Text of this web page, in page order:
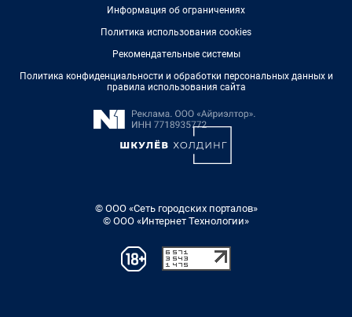
Информация об ограничениях
Политика использования cookies
Рекомендательные системы
Политика конфиденциальности и обработки персональных данных и
правила использования сайта
© ООО «Сеть городских порталов»
© ООО «Интернет Технологии»